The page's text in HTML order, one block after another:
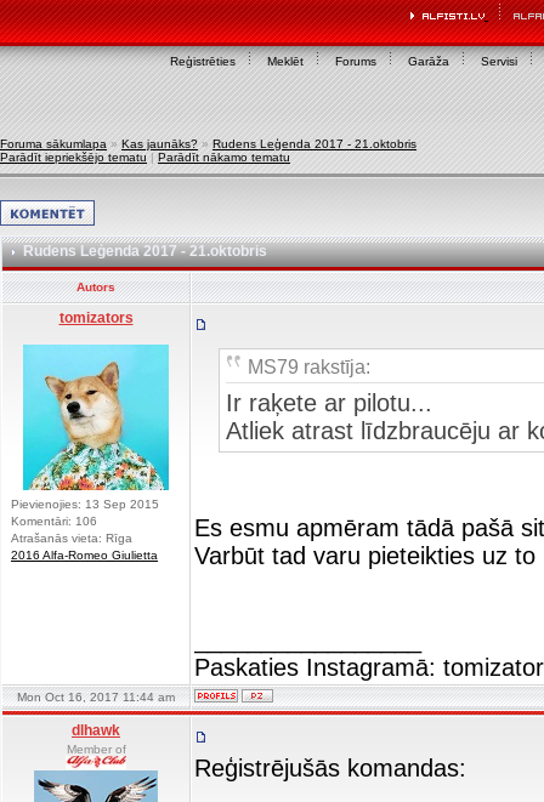
Reģistrēties Meklēt Forums Garāža Servisi
Foruma sākumlapa » Kas jaunāks? » Rudens Leģenda 2017 - 21.oktobris
Parādīt iepriekšējo tematu | Parādīt nākamo tematu
Rudens Leģenda 2017 - 21.oktobris
Autors
tomizators
Pievienojies: 13 Sep 2015
Komentāri: 106
Atrašanās vieta: Rīga
2016 Alfa-Romeo Giulietta
MS79 rakstīja:
Ir raķete ar pilotu...
Atliek atrast līdzbraucēju ar
Es esmu apmēram tādā pašā
Varbūt tad varu pieteikties uz
Paskaties Instagramā:
Mon Oct 16, 2017 11:44 am
dlhawk
Member of
Reģistrējušās komandas: